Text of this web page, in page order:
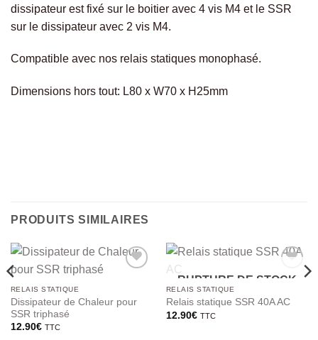
dissipateur est fixé sur le boitier avec 4 vis M4 et le SSR
sur le dissipateur avec 2 vis M4.
Compatible avec nos relais statiques monophasé.
Dimensions hors tout: L80 x W70 x H25mm
PRODUITS SIMILAIRES
RELAIS STATIQUE
Dissipateur de Chaleur pour
SSR triphasé
12.90€ TTC
RUPTURE DE STOCK
RELAIS STATIQUE
Relais statique SSR 40A AC
12.90€ TTC